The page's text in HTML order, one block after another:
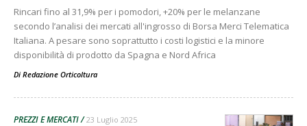
Rincari fino al 31,9% per i pomodori, +20% per le melanzane
secondo l’analisi dei mercati all'ingrosso di Borsa Merci Telematica
Italiana. A pesare sono soprattutto i costi logistici e la minore
disponibilità di prodotto da Spagna e Nord Africa
Di Redazione Orticoltura
PREZZI E MERCATI 23 Luglio 2025